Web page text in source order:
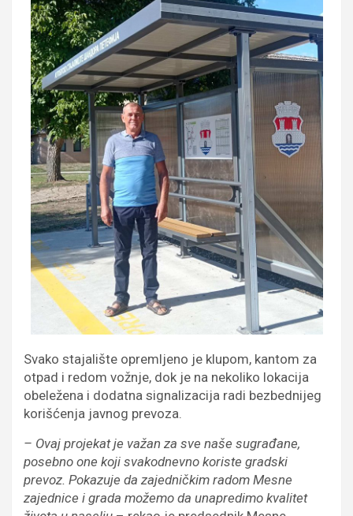
Svako stajalište opremljeno je klupom, kantom za
otpad i redom vožnje, dok je na nekoliko lokacija
obeležena i dodatna signalizacija radi bezbednijeg
korišćenja javnog prevoza.
– Ovaj projekat je važan za sve naše sugrađane,
posebno one koji svakodnevno koriste gradski
prevoz. Pokazuje da zajedničkim radom Mesne
zajednice i grada možemo da unapredimo kvalitet